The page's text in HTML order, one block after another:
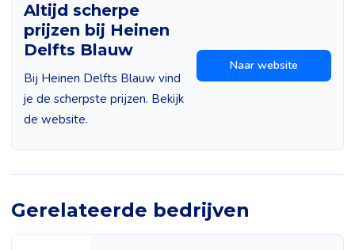
Altijd scherpe
prijzen bij Heinen
Delfts Blauw
Bij Heinen Delfts Blauw vind
je de scherpste prijzen. Bekijk
de website.
Naar website
Gerelateerde bedrijven